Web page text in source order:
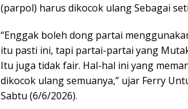
(parpol) harus dikocok ulang Sebagai
“Enggak boleh dong partai
itu pasti ini, tapi partai-partai yang
Itu juga tidak fair. Hal-hal ini yang
dikocok ulang semuanya,” ujar Ferry
Sabtu (6/6/2026).